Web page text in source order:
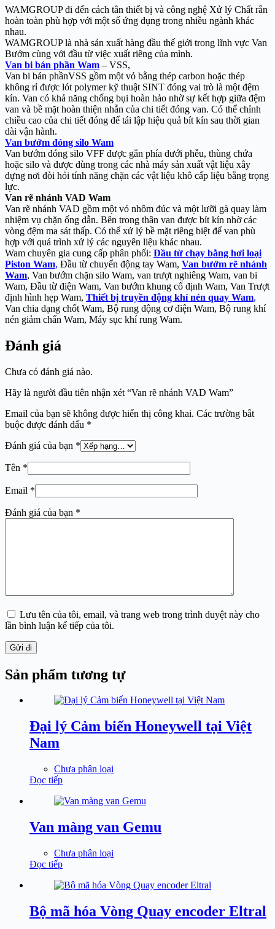
WAMGROUP đi đến cách tân thiết bị và công nghệ Xử lý Chất rắn
hoàn toàn phù hợp với một số ứng dụng trong nhiều ngành khác
nhau.
WAMGROUP là nhà sản xuất hàng đầu thế giới trong lĩnh vực Van
Bướm cùng với đầu từ việc xuất riêng của mình.
Van bi bán phần Wam – VSS,
Van bi bán phầnVSS gồm một vỏ bằng thép carbon hoặc thép
không rỉ được lót polymer kỹ thuật SINT đóng vai trò là một đệm
kín. Van có khả năng chống bụi hoàn hảo nhờ sự kết hợp giữa đệm
van và bề mặt hoàn thiện nhẵn của chi tiết đóng van. Có thể chỉnh
chiều cao của chi tiết đóng để tái lập hiệu quả bít kín sau thời gian
dài vận hành.
Van bướm đóng silo Wam
Van bướm đóng silo VFF được gắn phía dưới phễu, thùng chứa
hoặc silo và được dùng trong các nhà máy sản xuất vật liệu xây
dựng nơi đòi hỏi tính năng chặn các vật liệu khô cấp liệu bằng trọng
lực.
Van rẽ nhánh VAD Wam
Van rẽ nhánh VAD gồm một vỏ nhôm đúc và một lưỡi gà quay làm
nhiệm vụ chặn ống dẫn. Bên trong thân van được bít kín nhờ các
vòng đệm ma sát thấp. Có thể xử lý bề mặt riêng biệt để van phù
hợp với quá trình xử lý các nguyên liệu khác nhau.
Wam chuyên gia cung cấp phân phối: Đầu từ chạy bằng hơi loại
Piston Wam, Đầu từ chuyển động tay Wam, Van bướm rẽ nhánh
Wam, Van bướm chặn silo Wam, van trượt nghiêng Wam, van bi
Wam, Đầu từ điện Wam, Van bướm khung cố định Wam, Van Trượt
định hình hẹp Wam, Thiết bị truyền động khí nén quay Wam,
Van chia dạng chốt Wam, Bộ rung động cơ điện Wam, Bộ rung khí
nén giảm chấn Wam, Máy sục khí rung Wam.
Đánh giá
Chưa có đánh giá nào.
Hãy là người đầu tiên nhận xét “Van rẽ nhánh VAD Wam”
Email của bạn sẽ không được hiển thị công khai. Các trường bắt
buộc được đánh dấu *
Đánh giá của bạn *
Tên *
Email *
Đánh giá của bạn *
Lưu tên của tôi, email, và trang web trong trình duyệt này cho
lần bình luận kế tiếp của tôi.
Gửi đi
Sản phẩm tương tự
Đại lý Cảm biến Honeywell tại Việt
Nam
Chưa phân loại
Đọc tiếp
Van màng van Gemu
Chưa phân loại
Đọc tiếp
Bộ mã hóa Vòng Quay encoder Eltral